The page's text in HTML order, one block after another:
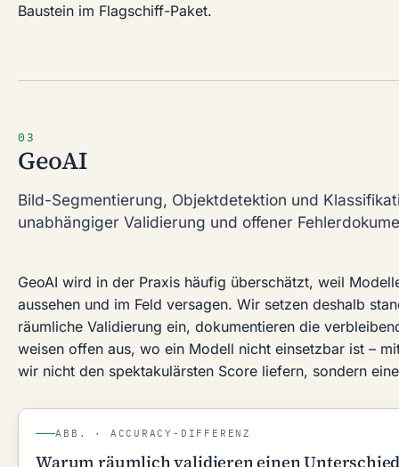
Baustein im Flagschiff-Paket.
03
GeoAI
Bild-Segmentierung, Objektdetektion und
unabhängiger Validierung und offener
GeoAI wird in der Praxis häufig überschätzt, weil
aussehen und im Feld versagen. Wir setzen deshalb
räumliche Validierung ein, dokumentieren die
weisen offen aus, wo ein Modell nicht einsetzbar ist –
wir nicht den spektakulärsten Score liefern, sondern
ABB. · ACCURACY-DIFFERENZ
Warum räumlich validieren einen